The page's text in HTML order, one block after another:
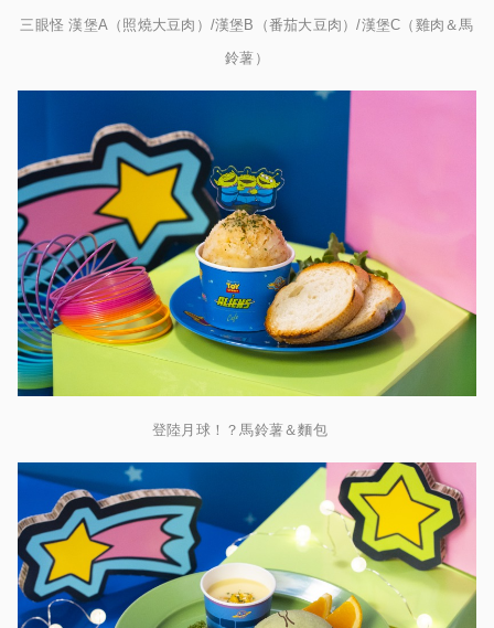
三眼怪 漢堡A（照燒大豆肉）/漢堡B（番茄大豆肉）/漢堡C（雞肉＆馬
鈴薯）
登陸月球！？馬鈴薯＆麵包